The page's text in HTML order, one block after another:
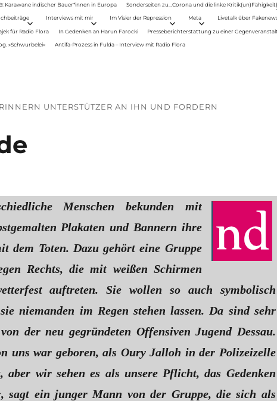
Karawane indischer Bauer*innen in Europa Sonderseiten zu…Corona und die linke Kritik(un)Fähigkeit).
Interviews mit mir Im Visier der Repression Meta Livetalk über
für Radio Flora In Gedenken an Harun Farocki Presseberichterstattung zu einer
»Schwurbelei« Antifa-Prozess in Fulda – Interview mit Radio Flora
UNTERSTÜTZER AN IHN UND FORDERN
Menschen bekunden mit
Plakaten und Bannern ihre
dem Toten. Dazu gehört eine Gruppe
Rechts, die mit weißen Schirmen
auftreten. Sie wollen so auch symbolisch
niemanden im Regen stehen lassen. Da sind sehr
der neu gegründeten Offensiven Jugend Dessau.
uns war geboren, als Oury Jalloh in der Polizeizelle
aber wir sehen es als unsere Pflicht, das Gedenken
sagt ein junger Mann von der Gruppe, die sich als